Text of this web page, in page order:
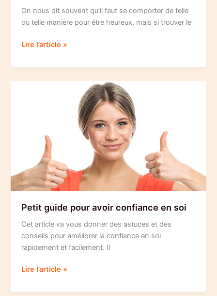
On nous dit souvent qu’il faut se comporter de telle
ou telle manière pour être heureux, mais si trouver le
5
pour
trouver
Lire l’article »
Petit guide pour avoir confiance en soi
Cet article va vous donner des astuces et des
conseils pour améliorer la confiance en soi
rapidement et facilement. Il
Petit
pour
Lire l’article »